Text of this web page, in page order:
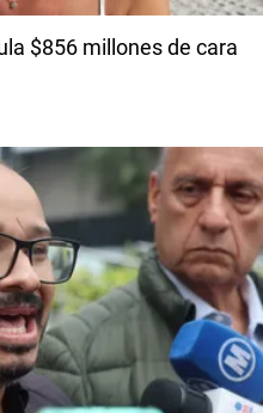
$856 millones de cara